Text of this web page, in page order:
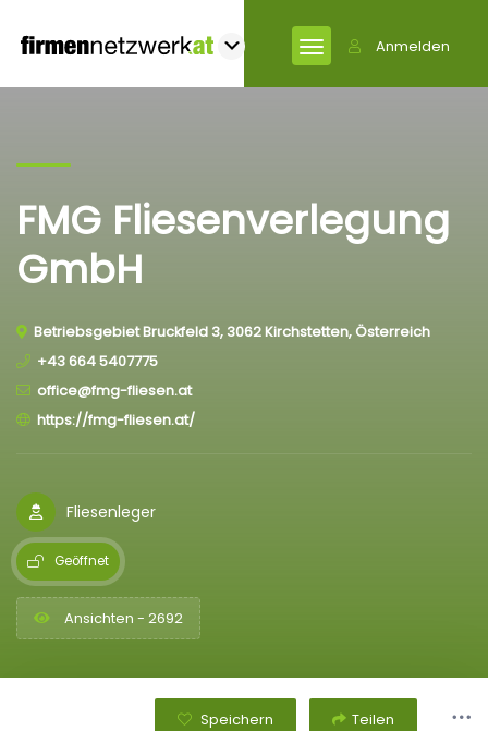
Anmelden
FMG Fliesenverlegung
GmbH
Betriebsgebiet Bruckfeld 3, 3062 Kirchstetten, Österreich
+43 664 5407775
office@fmg-fliesen.at
https://fmg-fliesen.at/
Fliesenleger
Geöffnet
Ansichten - 2692
Speichern Teilen